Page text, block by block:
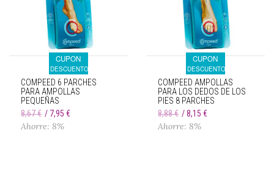
CUPON
DESCUENTO
COMPEED 6 PARCHES
PARA AMPOLLAS
PEQUEÑAS
8,67 €
7,95 €
Ahorre: 8%
CUPON
DESCUENTO
COMPEED AMPOLLAS
PARA LOS DEDOS DE LOS
PIES 8 PARCHES
8,88 €
8,15 €
Ahorre: 8%